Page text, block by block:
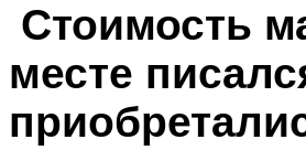
Стоимость
месте